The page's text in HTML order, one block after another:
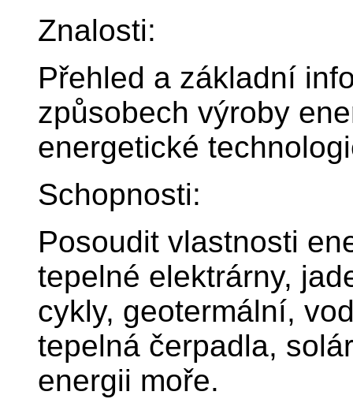
Znalosti:
Přehled a základní
způsobech výroby
energetické
Schopnosti:
Posoudit vlastnosti
tepelné elektrárny,
cykly, geotermální,
tepelná čerpadla,
energii moře.